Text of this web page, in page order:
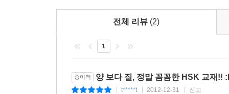
전체 리뷰 (2)
1
종이책 양 보다 질, 정말 꼼꼼한 HSK 교재!!
t*****t 2012-12-31 신고